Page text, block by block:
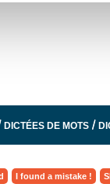
DICTÉES DE MOTS /
I found a mistake !